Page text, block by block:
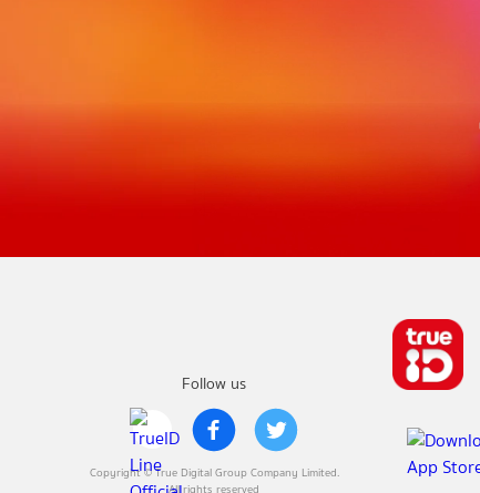
Follow us
Copyright © True Digital Group Company Limited.
All rights reserved